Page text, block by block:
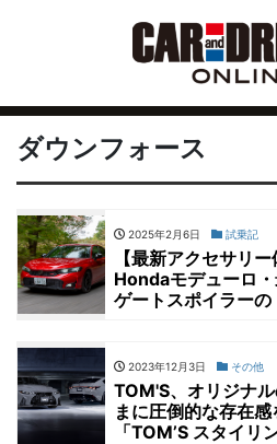
ダウンフォース
2025年2月6日 試乗記
【最新アクセサリ
Hondaモデューロ
ゲートスポイラー
2023年12月3日 その他
TOM'S、オリジナ
まに圧倒的な存在
「TOM’S スタイ